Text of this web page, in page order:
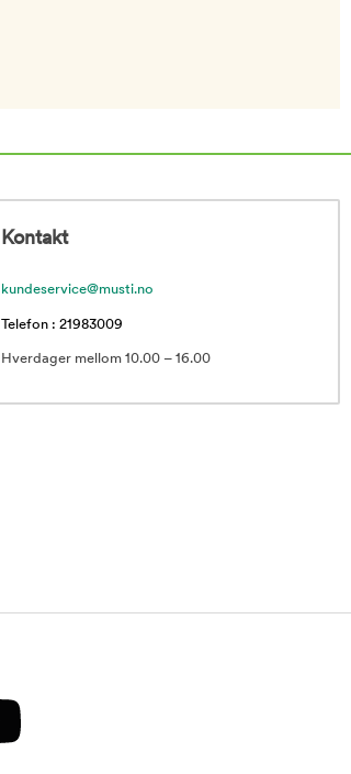
Kontakt
kundeservice@musti.no
Telefon : 21983009
Hverdager mellom 10.00 – 16.00